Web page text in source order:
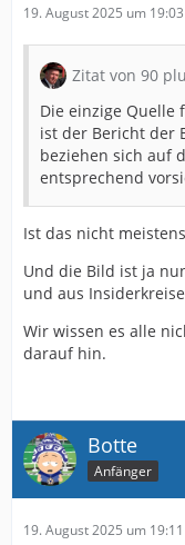
19. August 2025 um 19:03
Zitat von 90
Die einzige Quelle
ist der Bericht der
beziehen sich auf
entsprechend
Ist das nicht
Und die Bild ist ja
und aus
Wir wissen es alle
darauf hin.
Botte
Anfänger
19. August 2025 um 19:11